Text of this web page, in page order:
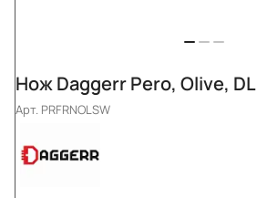
Нож Daggerr Pero, Olive, DL
Арт. PRFRNOLSW